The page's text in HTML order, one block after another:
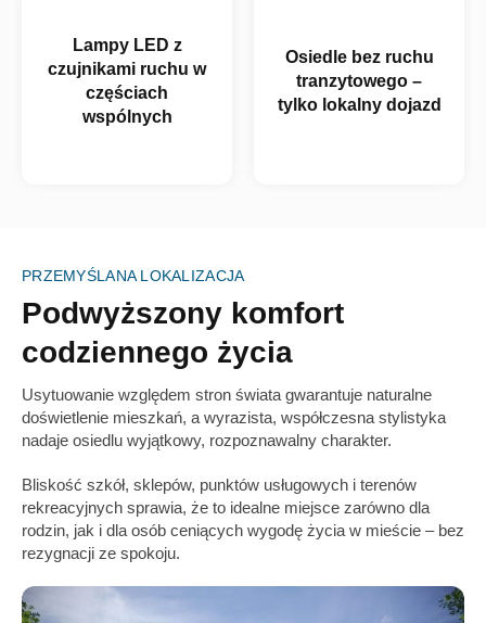
Lampy LED z
czujnikami ruchu w
częściach
wspólnych
Osiedle bez ruchu
tranzytowego –
tylko lokalny dojazd
PRZEMYŚLANA LOKALIZACJA
Podwyższony komfort
codziennego życia
Usytuowanie względem stron świata gwarantuje naturalne
doświetlenie mieszkań, a wyrazista, współczesna stylistyka
nadaje osiedlu wyjątkowy, rozpoznawalny charakter.
Bliskość szkół, sklepów, punktów usługowych i terenów
rekreacyjnych sprawia, że to idealne miejsce zarówno dla
rodzin, jak i dla osób ceniących wygodę życia w mieście – bez
rezygnacji ze spokoju.